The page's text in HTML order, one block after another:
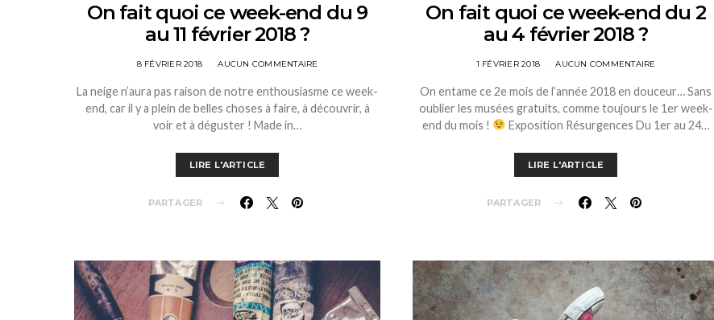
On fait quoi ce week-end du 9
au 11 février 2018 ?
8 FÉVRIER 2018 AUCUN COMMENTAIRE
La neige n’aura pas raison de notre enthousiasme ce week-
end, car il y a plein de belles choses à faire, à découvrir, à
voir et à déguster ! Made in…
LIRE L'ARTICLE
PARTAGER
On fait quoi ce week-end du 2
au 4 février 2018 ?
1 FÉVRIER 2018 AUCUN COMMENTAIRE
On entame ce 2e mois de l’année 2018 en douceur… Sans
oublier les musées gratuits, comme toujours le 1er week-
end du mois !
Exposition Résurgences Du 1er au 24…
LIRE L'ARTICLE
PARTAGER